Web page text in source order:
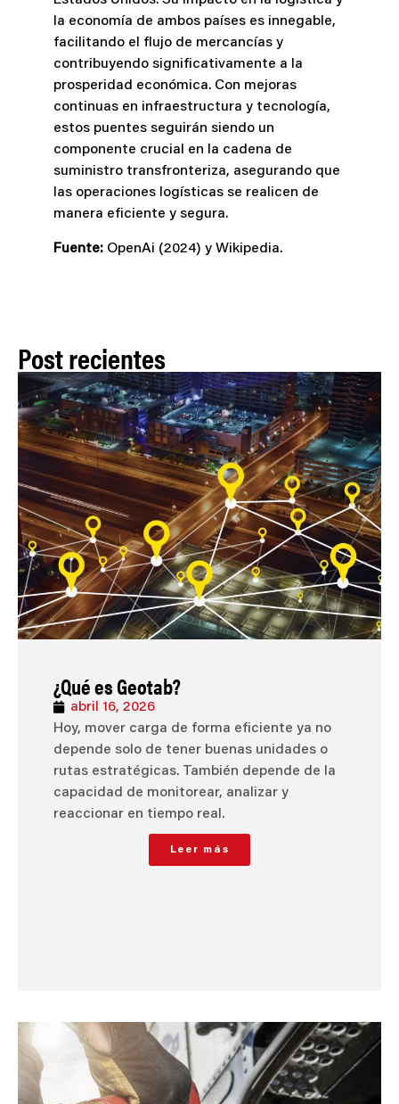
la economía de ambos países es innegable,
facilitando el flujo de mercancías y
contribuyendo significativamente a la
prosperidad económica. Con mejoras
continuas en infraestructura y tecnología,
estos puentes seguirán siendo un
componente crucial en la cadena de
suministro transfronteriza, asegurando que
las operaciones logísticas se realicen de
manera eficiente y segura.
Fuente: OpenAi (2024) y Wikipedia.
Post recientes
¿Qué es Geotab?
abril 16, 2026
Hoy, mover carga de forma eficiente ya no
depende solo de tener buenas unidades o
rutas estratégicas. También depende de la
capacidad de monitorear, analizar y
reaccionar en tiempo real.
Leer más